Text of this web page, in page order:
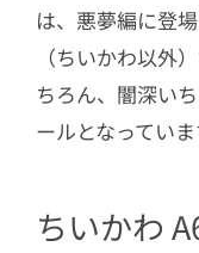
は、悪夢編に登
（ちいかわ以外
ちろん、闇深い
ールとなっていま
ちいかわ